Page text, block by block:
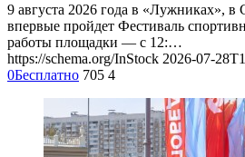
9 августа 2026 года в «Лужниках», в
впервые пройдет Фестиваль
работы площадки — с 12:…
https://schema.org/InStock 2026-07-
0Бесплатно 705 4